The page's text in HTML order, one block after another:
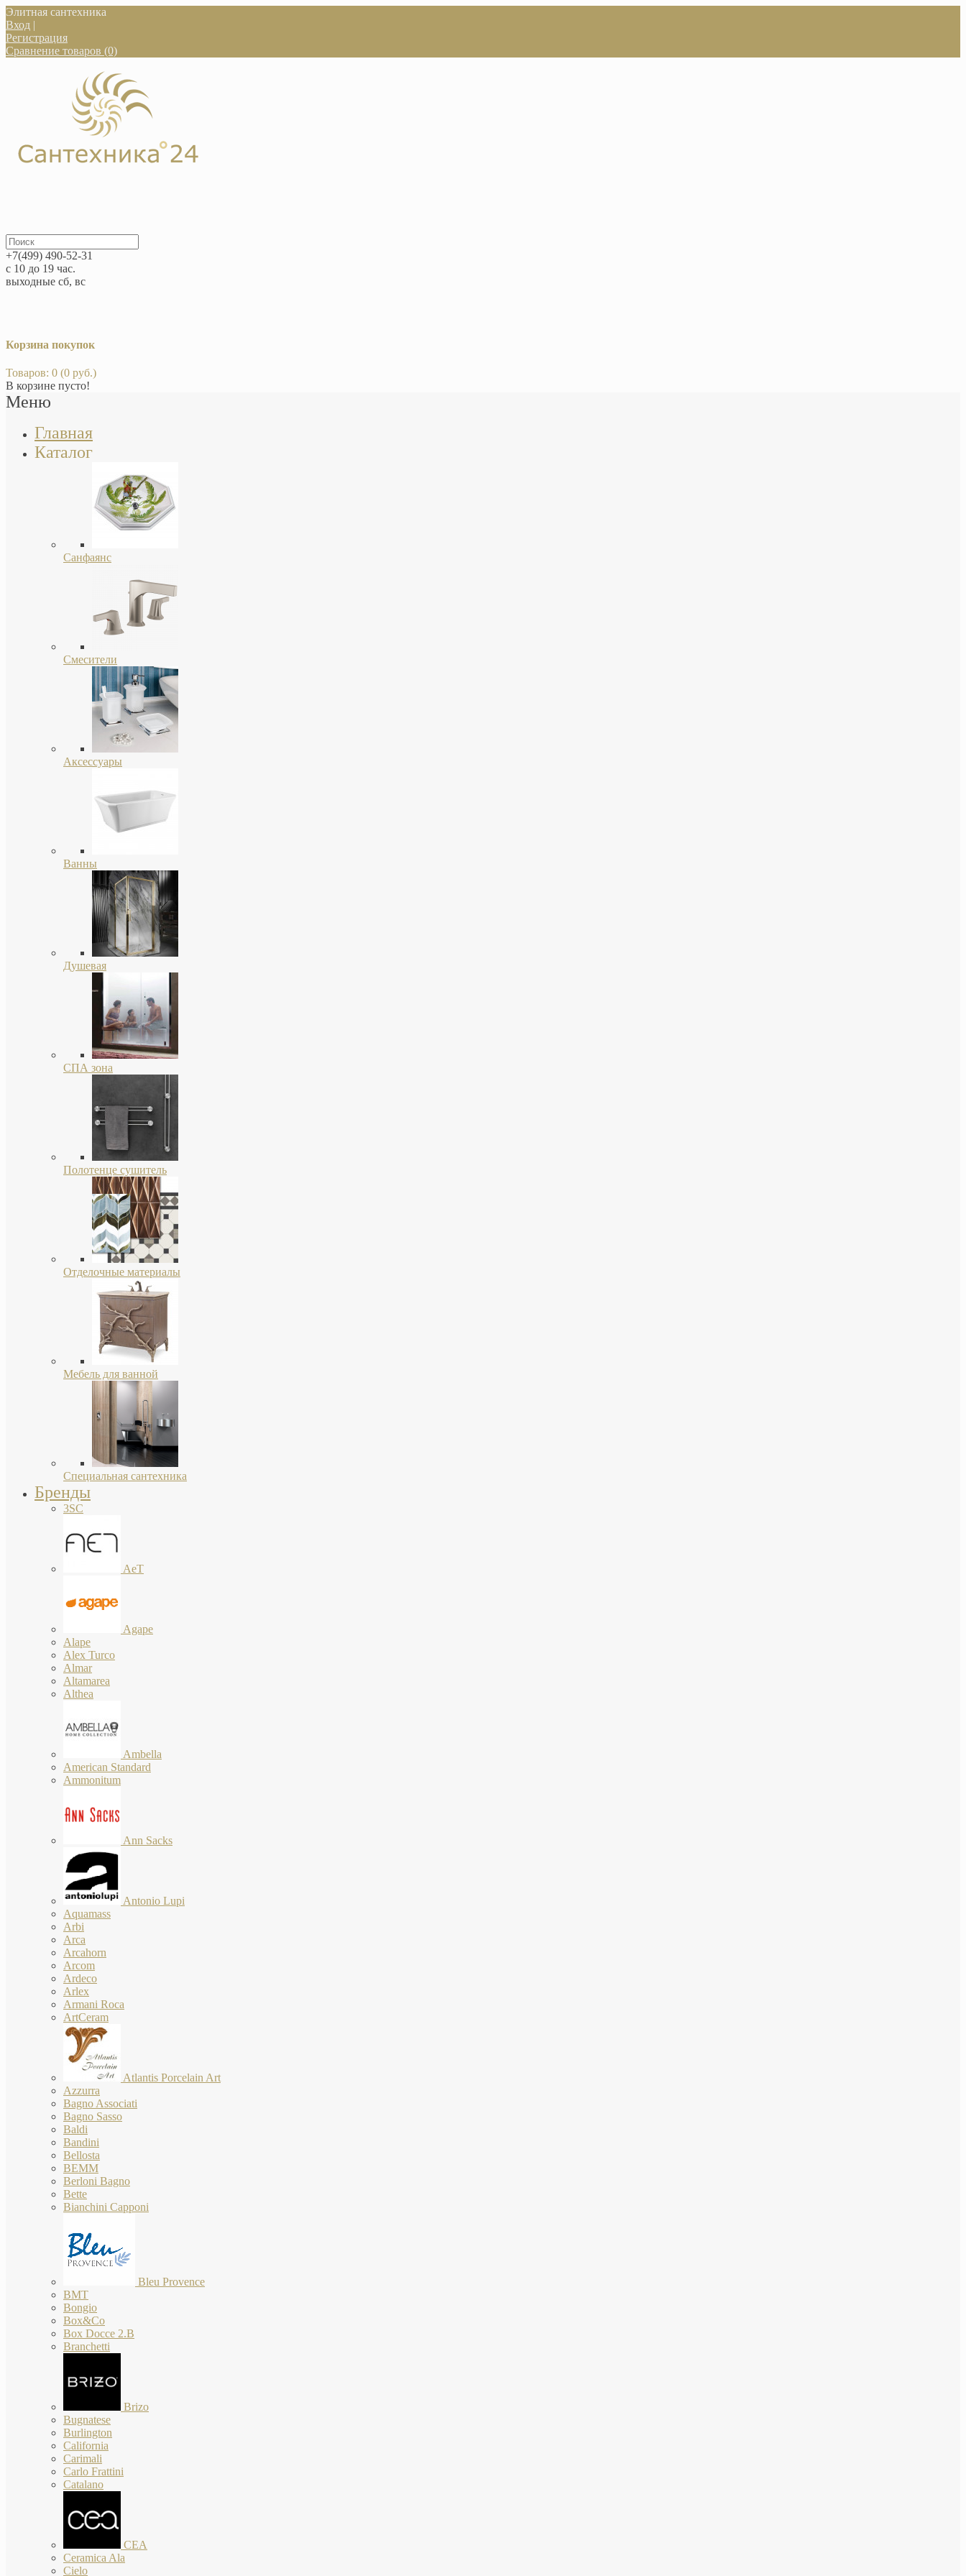
Элитная сантехника
Вход |
Регистрация
Сравнение товаров (0)
+7(499) 490-52-31
с 10 до 19 час.
выходные сб, вс
Корзина покупок
Товаров: 0 (0 руб.)
В корзине пусто!
Меню
Главная
Каталог
Санфаянс
Смесители
Аксессуары
Ванны
Душевая
СПА зона
Полотенце сушитель
Отделочные материалы
Мебель для ванной
Специальная сантехника
Бренды
3SC
AeT
Agape
Alape
Alex Turco
Almar
Altamarea
Althea
Ambella
American Standard
Ammonitum
Ann Sacks
Antonio Lupi
Aquamass
Arbi
Arca
Arcahorn
Arcom
Ardeco
Arlex
Armani Roca
ArtCeram
Atlantis Porcelain Art
Azzurra
Bagno Associati
Bagno Sasso
Baldi
Bandini
Bellosta
BEMM
Berloni Bagno
Bette
Bianchini Capponi
Bleu Provence
BMT
Bongio
Box&Co
Box Docce 2.B
Branchetti
Brizo
Bugnatese
Burlington
California
Carimali
Carlo Frattini
Catalano
CEA
Ceramica Ala
Cielo